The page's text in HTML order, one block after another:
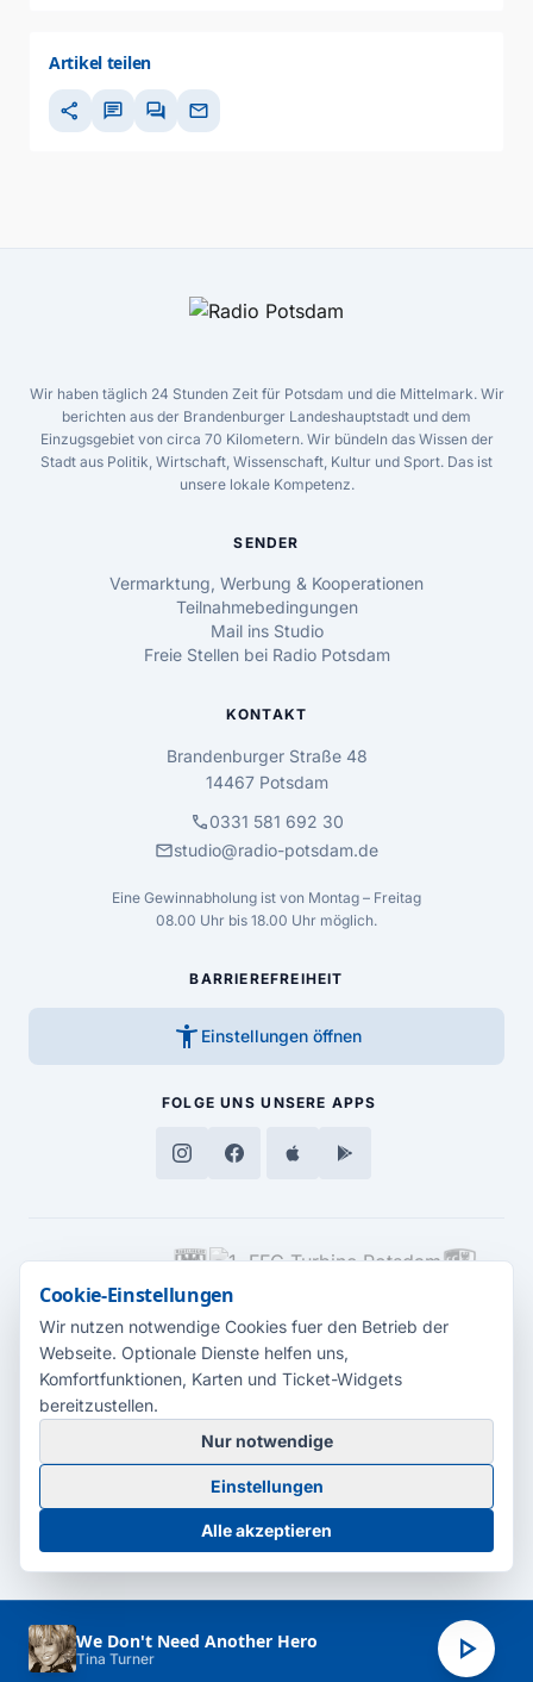
Artikel teilen
share chat forum mail
We Don't Need Another Hero
Tina Turner play_arrow
Wir haben täglich 24 Stunden Zeit für Potsdam und die Mittelmark. Wir
berichten aus der Brandenburger Landeshauptstadt und dem
Einzugsgebiet von circa 70 Kilometern. Wir bündeln das Wissen der
Stadt aus Politik, Wirtschaft, Wissenschaft, Kultur und Sport. Das ist
unsere lokale Kompetenz.
SENDER
Vermarktung, Werbung & Kooperationen
Teilnahmebedingungen
Mail ins Studio
Freie Stellen bei Radio Potsdam
KONTAKT
Brandenburger Straße 48
14467 Potsdam
call0331 581 692 30
mailstudio@radio-potsdam.de
Eine Gewinnabholung ist von Montag – Freitag
08.00 Uhr bis 18.00 Uhr möglich.
BARRIEREFREIHEIT
accessibility_new Einstellungen öffnen
FOLGE UNS UNSERE APPS
MEDIENPARTNER
© 2026 Radio Potsdam. Webseite entwickelt durch dieMedienagentur
Babelsberg
BarrierefreiheitserklärungAGBDatenschutzImpressum
Cookie-Einstellungen
Cookie-Einstellungen
Wir nutzen notwendige Cookies fuer den Betrieb der
Webseite. Optionale Dienste helfen uns,
Komfortfunktionen, Karten und Ticket-Widgets
bereitzustellen.
Nur notwendige
Einstellungen
Alle akzeptieren